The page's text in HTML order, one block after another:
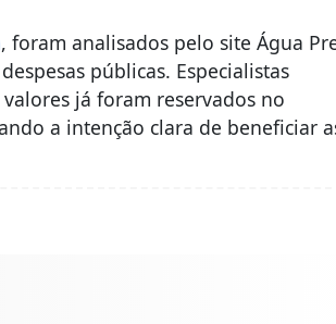
, foram analisados pelo site Água
públicas. Especialistas
já foram reservados no
a intenção clara de beneficiar